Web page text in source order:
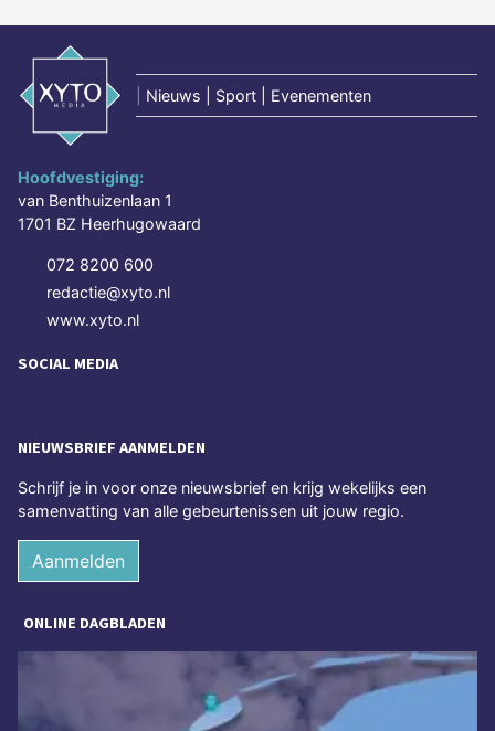
Nieuws | Sport | Evenementen
Hoofdvestiging:
van Benthuizenlaan 1
1701 BZ Heerhugowaard
072 8200 600
redactie@xyto.nl
www.xyto.nl
SOCIAL MEDIA
NIEUWSBRIEF AANMELDEN
Schrijf je in voor onze nieuwsbrief en krijg wekelijks een
samenvatting van alle gebeurtenissen uit jouw regio.
Aanmelden
ONLINE DAGBLADEN